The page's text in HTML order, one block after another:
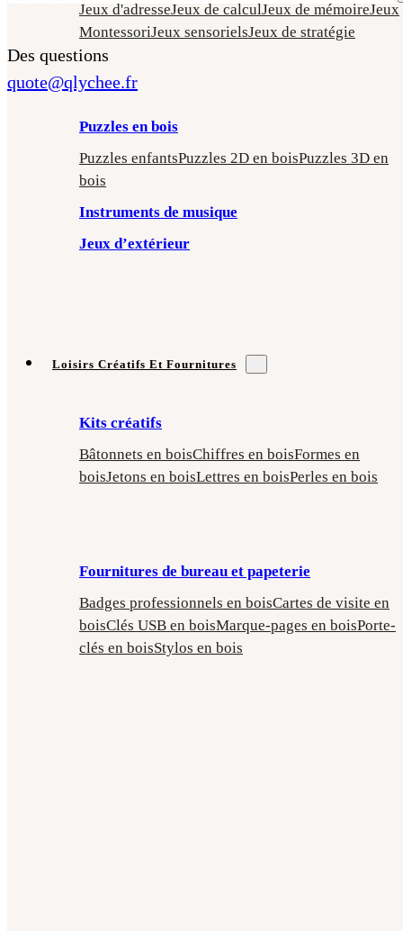
Des questions
quote@qlychee.fr
Jeux d'adresseJeux de calculJeux de mémoireJeux
MontessoriJeux sensorielsJeux de stratégie
Puzzles en bois
Puzzles enfantsPuzzles 2D en boisPuzzles 3D en
bois
Instruments de musique
Jeux d’extérieur
Loisirs Créatifs Et Fournitures
Kits créatifs
Bâtonnets en boisChiffres en boisFormes en
boisJetons en boisLettres en boisPerles en bois
Fournitures de bureau et papeterie
Badges professionnels en boisCartes de visite en
boisClés USB en boisMarque-pages en boisPorte-
clés en boisStylos en bois